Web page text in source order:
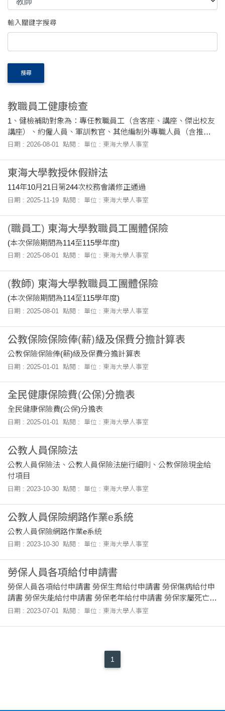
輸入關鍵字搜尋
搜尋
教職員工健康檢查
1、健檢補助對象為：專任教職員工（含客座、講座、傑出校友
講座）、約僱人員、軍訓教官、其他編制外專職人員（含推廣
部、電算中心、募委會）、本校退休同仁。 2、補助金額：滿50
日期 : 2026-08-01 點閱 : 單位 : 東海大學人事室
東海大學教授休假辦法
114年10月21日第244次校務會議修正通過
日期 : 2025-11-19 點閱 : 單位 : 東海大學人事室
(職員工) 東海大學教職員工團體保險
(本次保險期間為114至115學年度)
日期 : 2025-08-01 點閱 : 單位 : 東海大學人事室
(教師) 東海大學教職員工團體保險
(本次保險期間為114至115學年度)
日期 : 2025-08-01 點閱 : 單位 : 東海大學人事室
公教保險保險俸(薪)級及保費分擔計算表
公教保險保險俸(薪)級及保費分擔計算表
日期 : 2025-01-01 點閱 : 單位 : 東海大學人事室
全民健康保險費(公保)分擔表
全民健康保險費(公保)分擔表
日期 : 2025-01-01 點閱 : 單位 : 東海大學人事室
公教人員保險法
公教人員保險法、公教人員保險法施行細則、公教保險現金給
付項目
日期 : 2023-10-30 點閱 : 單位 : 東海大學人事室
公教人員保險網路作業e系統
公教人員保險網路作業e系統
日期 : 2023-10-30 點閱 : 單位 : 東海大學人事室
勞保人員各項給付申請書
勞保人員各項給付申請書 勞保生育給付申請書 勞保傷病給付申
請書 勞保失能給付申請書 勞保老年給付申請書 勞保家屬死亡給
付申請書 全民健康保險育嬰留職停薪續保申報表 (網頁2-10表
日期 : 2023-07-01 點閱 : 單位 : 東海大學人事室
1